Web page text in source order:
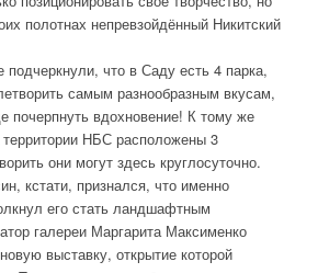
полотнах непревзойдённый Никитский
подчеркнули, что в Саду есть 4 парка,
самым разнообразным вкусам,
почерпнуть вдохновение! К тому же
территории НБС расположены 3
они могут здесь круглосуточно.
кстати, признался, что именно
его стать ландшафтным
галереи Маргарита Максименко
выставку, открытие которой